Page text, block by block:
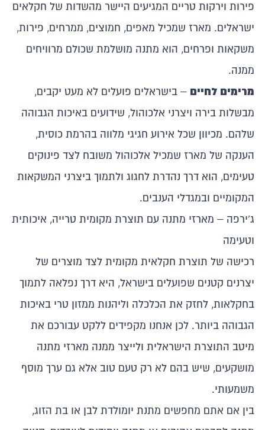
פירות וירקות טריים המגיעים היישר מהשדות של חקלאים
ישראלים. מארז שמכיל מאפים, חמוצים, ממרחים, פירות,
משקאות ופרחים, הוא מתנה מושלמת שכולם מרוויחים
ממנה.
מרימים לחיים – בישראלים פועלים לא מעט יקבים,
מבשלות בירה ויצרני אלכוהול, שידועים באיכות הגבוהה
שלהם. מכיוון שכל אירוע חגיגי מלווה בהרמת כוסית,
הענקה של מארז שמכיל אלכוהול משובח לצד פינוקים
טעימים, הוא דרך נהדרת לחגוג ולתמוך ביצרני המשקאות
המקומיים ובמגדלי הענבים.
ג'ירפה – מארזי מתנה עם תוצרת מקומית טרייה, איכותית
וטעימה
רכישה של תוצרת חקלאית מקומית לצד מוצרים של
יצרנים קטנים שפועלים בישראל, היא דרך נפלאה לתמוך
בחקלאות, לחזק את הכלכלה וליהנות ממזון טרי באיכות
הגבוהה ביותר. לכן אנחנו מקפידים ללקט עבורכם את
מיטב התוצרת הישראלית ולייצר ממנה מארזי מתנה
מושקעים, שיש בהם לא רק טעם טוב אלא גם ערך מוסף
משמעותי.
בין אם אתם מחפשים מתנת יומולדת לבן או בת הזוג,